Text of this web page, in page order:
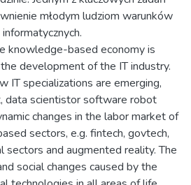
młodym ludziom warunków
knowledge-based economy is
development of the IT industry.
IT specializations are emerging,
data scientistor software robot
changes in the labor market of
sectors, e.g. fintech, govtech,
sectors and augmented reality. The
social changes caused by the